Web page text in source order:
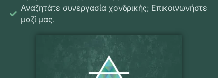
Αναζητάτε συνεργασία χονδρικής; Επικοινωνήστε
μαζί μας.